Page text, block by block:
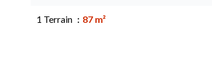
1 Terrain 87 m²